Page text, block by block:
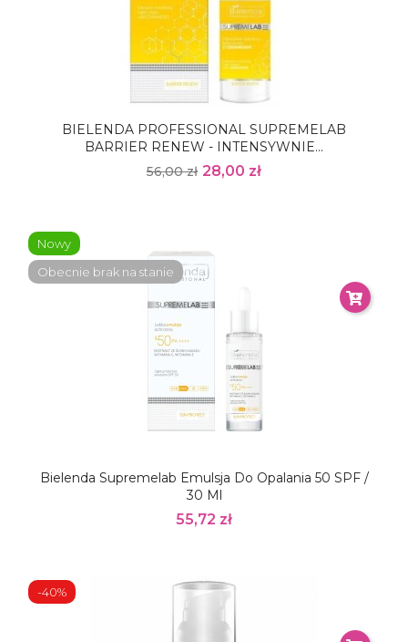
BIELENDA PROFESSIONAL SUPREMELAB
BARRIER RENEW - INTENSYWNIE...
56,00 zł 28,00 zł
Bielenda Supremelab Emulsja Do Opalania 50 SPF /
30 Ml
55,72 zł
Nowy
Obecnie brak na stanie
-40%